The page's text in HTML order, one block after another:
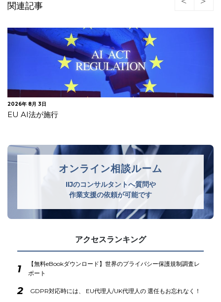
関連記事
2026年 7月 30日
オランダデータ保護局 生成AIモデルの開発・導入に関する
オンライン相談ルーム
IIJのコンサルタントへ質問や
作業支援の依頼が可能です
アクセスランキング
1
【無料eBookダウンロード】世界のプライバシー保護規制調査レ
ポート
2 GDPR対応時には、 EU代理人/UK代理人の 選任もお忘れなく！